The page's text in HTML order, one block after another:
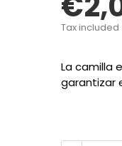
Tax included
La camilla
garantizar